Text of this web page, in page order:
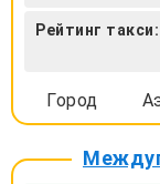
Рейтинг такси:
Город